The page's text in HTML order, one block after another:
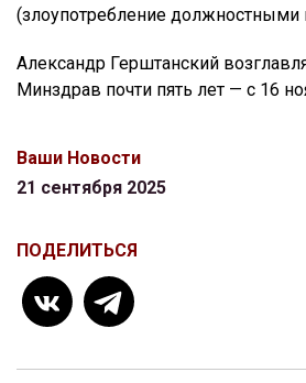
(злоупотребление должностными
Александр Герштанский
Минздрав почти пять лет — с 16
Ваши Новости
21 сентября 2025
ПОДЕЛИТЬСЯ